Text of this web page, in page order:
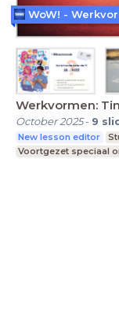
Werkvormen:
October 2025- 9
New lesson editor
Voortgezet speciaal
WoW! -